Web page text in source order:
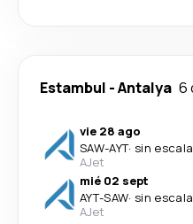
Estambul -Antalya 6
vie 28 ago
SAW-AYT· sin escala
AJet
mié 02 sept
AYT-SAW· sin escala
AJet